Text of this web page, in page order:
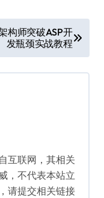
构师突破ASP开
发瓶颈实战教程
互联网，其相关
，不代表本站立
请提交相关链接